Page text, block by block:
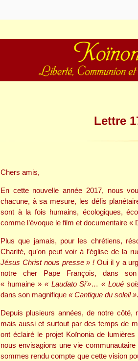
Koïnonia –
Lettre
Chers amis,
En cette nouvelle année 2017, nous
chacune, à sa mesure, les défis
sont à la fois humains, écologiques,
comme l’évoque le film et documentaire
Plus que jamais, pour les chrétiens,
Charité, qu’on peut voir à l’église de la
Jésus Christ nous presse » ! Oui il y a
notre cher Pape François, dans
« humaine » « Laudato Si’»…« Loué
dans son magnifique « Cantique du soleil ».
Depuis plusieurs années, de notre
mais aussi et surtout par des temps de
ont éclairé le projet Koïnonia de
nous envisagions une vie
sommes rendu compte que cette vision